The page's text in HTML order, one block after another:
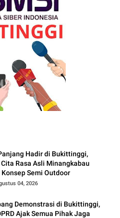
Hadir di Bukittinggi,
Rasa Asli Minangkabau
Semi Outdoor
04, 2026
Demonstrasi di Bukittinggi,
Ajak Semua Pihak Jaga